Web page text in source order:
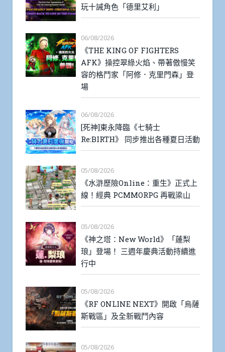
玩十誡角色「德里艾利」
06/08/2026
《THE KING OF FIGHTERS
AFK》操控翠綠火焰、帶著傲慢笑
容的格鬥家「阿修．克里門森」登
場
06/08/2026
[死神]東永降臨《七騎士
Re:BIRTH》 同步推出各種夏日活動
05/08/2026
《水滸歷險Online：重生》正式上
線！經典 PCMMORPG 再戰梁山
05/08/2026
《神之塔：New World》「蓮梨
琅」登場！ 三週年慶典活動持續進
行中
05/08/2026
《RF ONLINE NEXT》開啟「烏薩
斯戰區」及全新戰鬥內容
05/08/2026